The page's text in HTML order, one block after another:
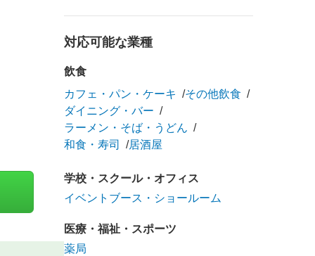
対応可能な業種
飲食
カフェ・パン・ケーキ
その他飲食
ダイニング・バー
ラーメン・そば・うどん
和食・寿司
居酒屋
学校・スクール・オフィス
イベントブース・ショールーム
医療・福祉・スポーツ
薬局